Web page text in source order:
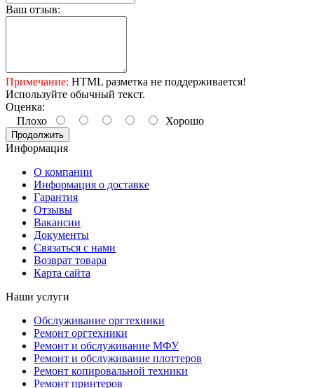
Ваш отзыв:
Примечание: HTML разметка не поддерживается!
Используйте обычный текст.
Оценка:
Плохо
Хорошо
Продолжить
Информация
О компании
Информация о доставке
Гарантия
Отзывы
Вакансии
Документы
Связаться с нами
Возврат товара
Карта сайта
Наши услуги
Обслуживание оргтехники
Ремонт оргтехники
Ремонт и обслуживание МФУ
Ремонт и обслуживание плоттеров
Ремонт копировальной техники
Ремонт принтеров